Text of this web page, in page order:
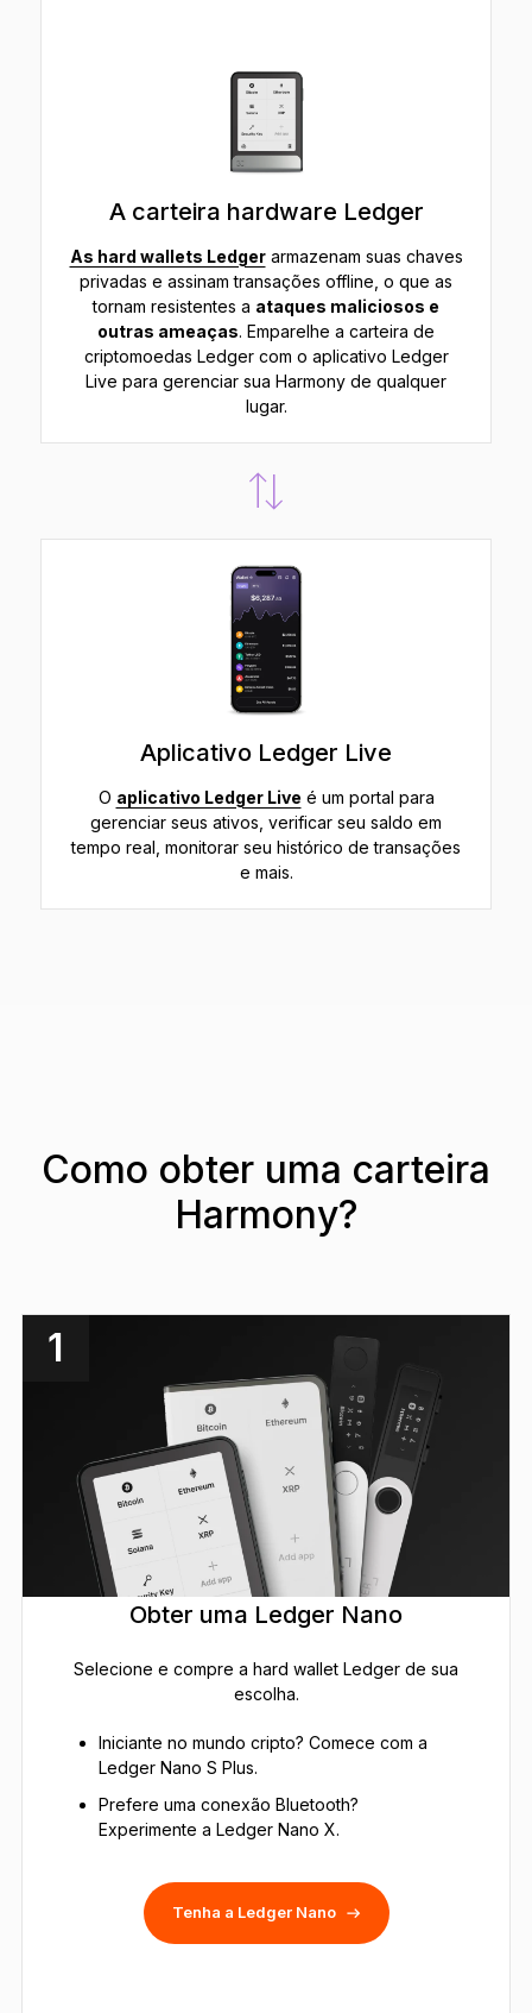
A carteira hardware Ledger
As hard wallets Ledgerarmazenam suas chaves
privadas e assinam transações offline, o que as
tornam resistentes a ataques maliciosos e
outras ameaças. Emparelhe a carteira de
criptomoedas Ledger com o aplicativo Ledger
Live para gerenciar sua Harmony de qualquer
lugar.
Aplicativo Ledger Live
O aplicativo Ledger Live é um portal para
gerenciar seus ativos, verificar seu saldo em
tempo real, monitorar seu histórico de transações
e mais.
Como obter uma carteira
Harmony?
1
Obter uma Ledger Nano
Selecione e compre a hard wallet Ledger de sua
escolha.
Iniciante no mundo cripto? Comece com a
Ledger Nano S Plus.
Prefere uma conexão Bluetooth?
Experimente a Ledger Nano X.
Tenha a Ledger Nano